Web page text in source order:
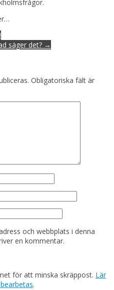
säger det? →
Obligatoriska fält är
och webbplats i denna
en kommentar.
för att minska skräppost. Lär
.